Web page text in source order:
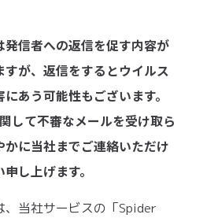
発信者への返信を促す内容が
が、返信をするとウイルス
あう可能性もございます。
して不審なメールを受け取ら
かに当社までご連絡いただけ
し上げます。
、当社サービスの「Spider